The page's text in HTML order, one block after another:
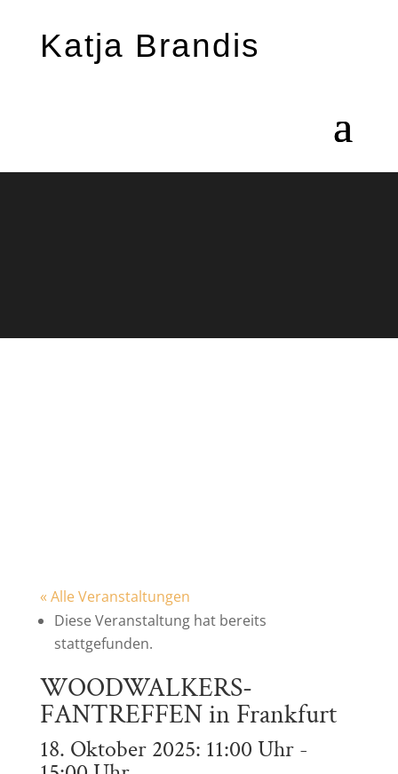
Katja Brandis
« Alle Veranstaltungen
Diese Veranstaltung hat bereits
stattgefunden.
WOODWALKERS-
FANTREFFEN in Frankfurt
18. Oktober 2025: 11:00 Uhr-